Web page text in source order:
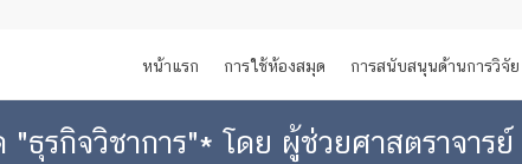
หน้าแรก การใช้ห้องสมุด การสนับสนุนด้านการวิจัย
รกิจวิชาการ"* โดย ผู้ช่วยศาสตราจาร